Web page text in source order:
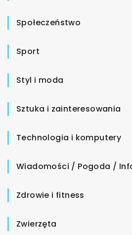
Społeczeństwo
Sport
Styl i moda
Sztuka i zainteresowania
Technologia i komputery
Wiadomości / Pogoda /
Zdrowie i fitness
Zwierzęta